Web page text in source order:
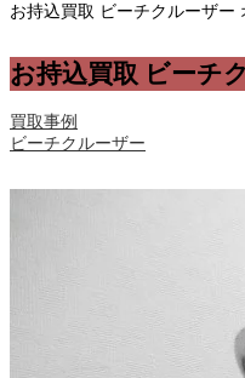
お持込買取 ビーチクルーザー
お持込買取 ビーチ
買取事例
ビーチクルーザー